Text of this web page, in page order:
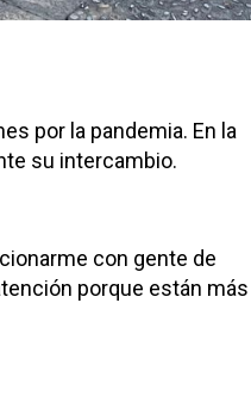
por la pandemia. En la
su intercambio.
con gente de
porque están más